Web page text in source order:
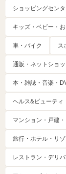
ショッピングセン
キッズ・ベビー・
車・バイク ス
通販・ネットショ
本・雑誌・音楽・
ヘルス&ビューティ
マンション・戸建
旅行・ホテル・リゾ
レストラン・デリ